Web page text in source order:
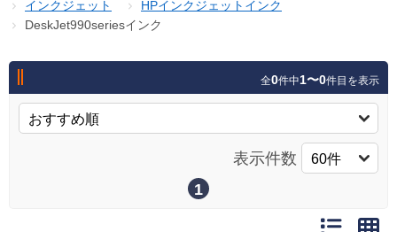
お問い合わせ
新規登録キャンペーン
商品カテゴリから選ぶ
商品ステータスで絞る
キャンペーン
インクジェット
HPインクジェットインク
DeskJet990seriesインク
全0件中1〜0件目を表示
表示件数
1